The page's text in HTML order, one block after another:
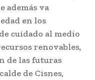
además va
en los
cuidado al medio
renovables,
de las futuras
de Cisnes,